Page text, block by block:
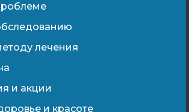
лечения
и акции
и красоте